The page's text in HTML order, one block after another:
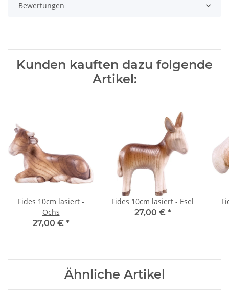
Bewertungen
Kunden kauften dazu folgende
Artikel:
Fides 10cm lasiert -
Ochs
27,00 € *
Fides 10cm lasiert - Esel
27,00 € *
Ähnliche Artikel